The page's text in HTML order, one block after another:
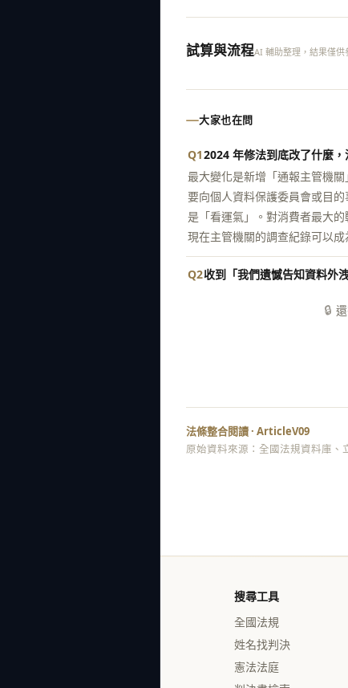
試算與流程AI 輔助整理，結果僅供
大家也在問
Q12024 年修法到底改了什麼，
最大變化是新增「通報主管機
要向個人資料保護委員會或目
是「看運氣」。對消費者最大
現在主管機關的調查紀錄可以成
Q2收到「我們遺憾告知資料外
🔒
法條整合閱讀 · ArticleV09
原始資料來源：全國法規資料庫、
搜尋工具
全國法規
姓名找判決
憲法法庭